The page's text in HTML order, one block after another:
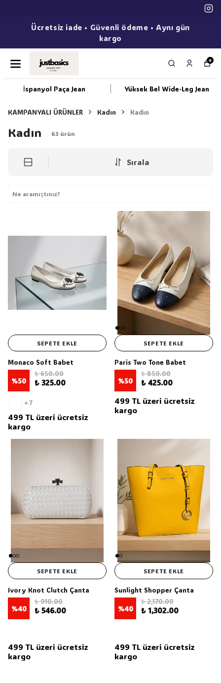
Ücretsiz iade • Güvenli ödeme • Aynı gün
kargo
0
İspanyol Paça Jean Yüksek Bel Wide-Leg Jean
KAMPANYALI ÜRÜNLER Kadın Kadın
Kadın 63 ürün
Sırala
SEPETE EKLE
Monaco Soft Babet
%50
₺ 650.00
₺ 325.00
+7
499 TL üzeri ücretsiz
kargo
SEPETE EKLE
Paris Two Tone Babet
%50
₺ 850.00
₺ 425.00
499 TL üzeri ücretsiz
kargo
SEPETE EKLE
Ivory Knot Clutch Çanta
%40
₺ 910.00
₺ 546.00
499 TL üzeri ücretsiz
kargo
SEPETE EKLE
Sunlight Shopper Çanta
%40
₺ 2,170.00
₺ 1,302.00
499 TL üzeri ücretsiz
kargo